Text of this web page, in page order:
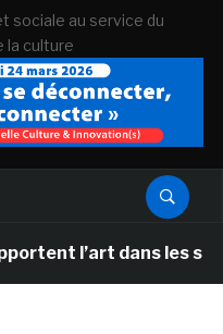
sociale au service du
la culture
l’art dans les salles